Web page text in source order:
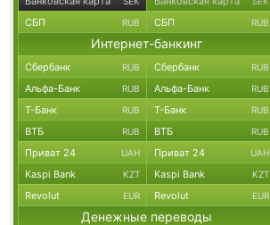
СБП RUB СБП RUB
Интернет-банкинг
Сбербанк RUB Сбербанк RUB
Альфа-Банк RUB Альфа-Банк RUB
Т-Банк RUB Т-Банк RUB
ВТБ RUB ВТБ RUB
Приват 24 UAH Приват 24 UAH
Kaspi Bank KZT Kaspi Bank KZT
Revolut EUR Revolut EUR
Денежные переводы